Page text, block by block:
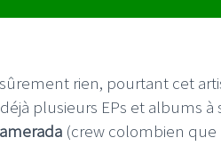
rien, pourtant cet
plusieurs EPs et albums
(crew colombien